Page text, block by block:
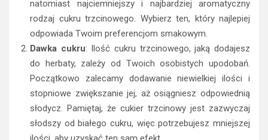
natomiast najciemniejszy i najbardziej aromatyczny
rodzaj cukru trzcinowego. Wybierz ten, który najlepiej
odpowiada Twoim preferencjom smakowym.
Dawka cukru: Ilość cukru trzcinowego, jaką dodajesz
do herbaty, zależy od Twoich osobistych upodobań.
Początkowo zalecamy dodawanie niewielkiej ilości i
stopniowe zwiększanie jej, aż osiągniesz odpowiednią
słodycz. Pamiętaj, że cukier trzcinowy jest zazwyczaj
słodszy od białego cukru, więc potrzebujesz mniejszej